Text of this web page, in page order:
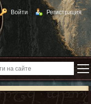
Войти Регистрация